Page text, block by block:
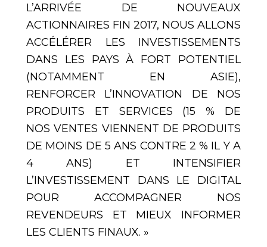
L’ARRIVÉE DE NOUVEAUX
ACTIONNAIRES FIN 2017, NOUS ALLONS
ACCÉLÉRER LES INVESTISSEMENTS
DANS LES PAYS À FORT POTENTIEL
(NOTAMMENT EN ASIE),
RENFORCER L’INNOVATION DE NOS
PRODUITS ET SERVICES (15 % DE
NOS VENTES VIENNENT DE PRODUITS
DE MOINS DE 5 ANS CONTRE 2 % IL Y A
4 ANS) ET INTENSIFIER
L’INVESTISSEMENT DANS LE DIGITAL
POUR ACCOMPAGNER NOS
REVENDEURS ET MIEUX INFORMER
LES CLIENTS FINAUX. »